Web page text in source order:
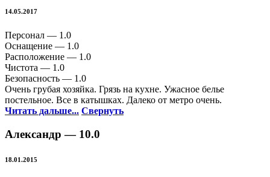
14.05.2017
Персонал — 1.0
Оснащение — 1.0
Расположение — 1.0
Чистота — 1.0
Безопасность — 1.0
Очень грубая хозяйка. Грязь на кухне. Ужасное белье
постельное. Все в катышках. Далеко от метро очень.
Читать дальше... Свернуть
Александр — 10.0
18.01.2015